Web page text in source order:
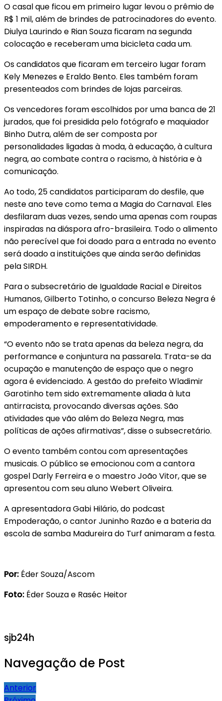
O casal que ficou em primeiro lugar levou o prêmio de
R$ 1 mil, além de brindes de patrocinadores do evento.
Diulya Laurindo e Rian Souza ficaram na segunda
colocação e receberam uma bicicleta cada um.
Os candidatos que ficaram em terceiro lugar foram
Kely Menezes e Eraldo Bento. Eles também foram
presenteados com brindes de lojas parceiras.
Os vencedores foram escolhidos por uma banca de 21
jurados, que foi presidida pelo fotógrafo e maquiador
Binho Dutra, além de ser composta por
personalidades ligadas à moda, à educação, à cultura
negra, ao combate contra o racismo, à história e à
comunicação.
Ao todo, 25 candidatos participaram do desfile, que
neste ano teve como tema a Magia do Carnaval. Eles
desfilaram duas vezes, sendo uma apenas com roupas
inspiradas na diáspora afro-brasileira. Todo o alimento
não perecível que foi doado para a entrada no evento
será doado a instituições que ainda serão definidas
pela SIRDH.
Para o subsecretário de Igualdade Racial e Direitos
Humanos, Gilberto Totinho, o concurso Beleza Negra é
um espaço de debate sobre racismo,
empoderamento e representatividade.
“O evento não se trata apenas da beleza negra, da
performance e conjuntura na passarela. Trata-se da
ocupação e manutenção de espaço que o negro
agora é evidenciado. A gestão do prefeito Wladimir
Garotinho tem sido extremamente aliada à luta
antirracista, provocando diversas ações. São
atividades que vão além do Beleza Negra, mas
políticas de ações afirmativas”, disse o subsecretário.
O evento também contou com apresentações
musicais. O público se emocionou com a cantora
gospel Darly Ferreira e o maestro João Vitor, que se
apresentou com seu aluno Webert Oliveira.
A apresentadora Gabi Hilário, do podcast
Empoderação, o cantor Juninho Razão e a bateria da
escola de samba Madureira do Turf animaram a festa.
Por: Éder Souza/Ascom
Foto: Éder Souza e Raséc Heitor
sjb24h
Navegação de Post
Anterior